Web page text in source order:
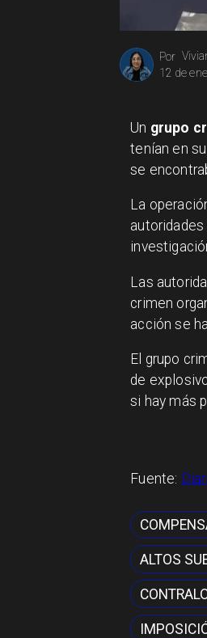
Por
12 de
Un grupo
tenían en
se
La
Las
crimen
acción se
El grupo
de
si hay más
Fuente:
ALTOS